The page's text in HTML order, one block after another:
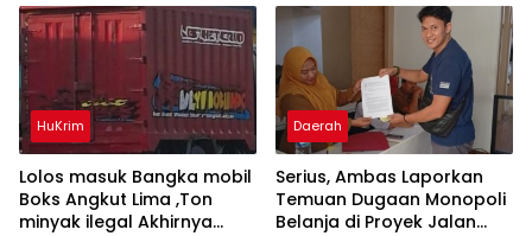
Belitung
HuKrim
Lolos masuk Bangka mobil
Boks Angkut Lima ,Ton
minyak ilegal Akhirnya
Daerah
Serius, Ambas Laporkan
‎Temuan Dugaan Monopoli
Belanja di Proyek Jalan